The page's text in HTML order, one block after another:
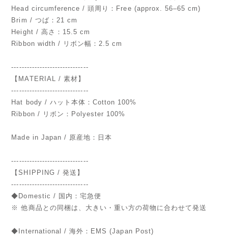
Head circumference / 頭周り：Free (approx. 56–65 cm)
Brim / つば：21 cm
Height / 高さ：15.5 cm
Ribbon width / リボン幅：2.5 cm
------------------------------
【MATERIAL / 素材】
------------------------------
Hat body / ハット本体：Cotton 100%
Ribbon / リボン：Polyester 100%
Made in Japan / 原産地：日本
------------------------------
【SHIPPING / 発送】
------------------------------
◆Domestic / 国内：宅急便
※ 他商品との同梱は、大きい・重い方の荷物に合わせて発送
◆International / 海外：EMS (Japan Post)